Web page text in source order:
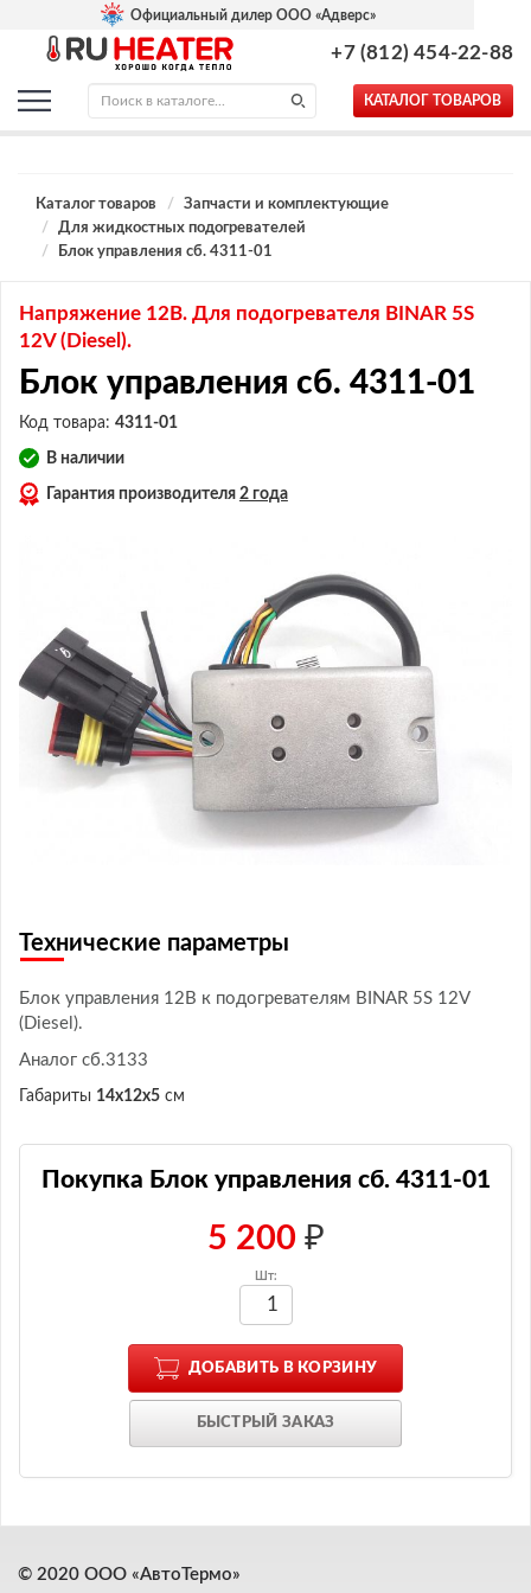
Официальный дилер ООО «Адверс»
+7 (812) 454-22-88
КАТАЛОГ ТОВАРОВ
Каталог товаров
Запчасти и комплектующие
Для жидкостных подогревателей
Блок управления сб. 4311-01
Напряжение 12В. Для подогревателя BINAR 5S
12V (Diesel).
Блок управления сб. 4311-01
Код товара: 4311-01
В наличии
Гарантия производителя 2 года
Технические параметры
Блок управления 12В к подогревателям BINAR 5S 12V
(Diesel).
Аналог сб.3133
Габариты 14x12x5 см
Покупка Блок управления сб. 4311-01
5 200 ₽
ДОБАВИТЬ В КОРЗИНУ
БЫСТРЫЙ ЗАКАЗ
© 2020 ООО «АвтоТермо»